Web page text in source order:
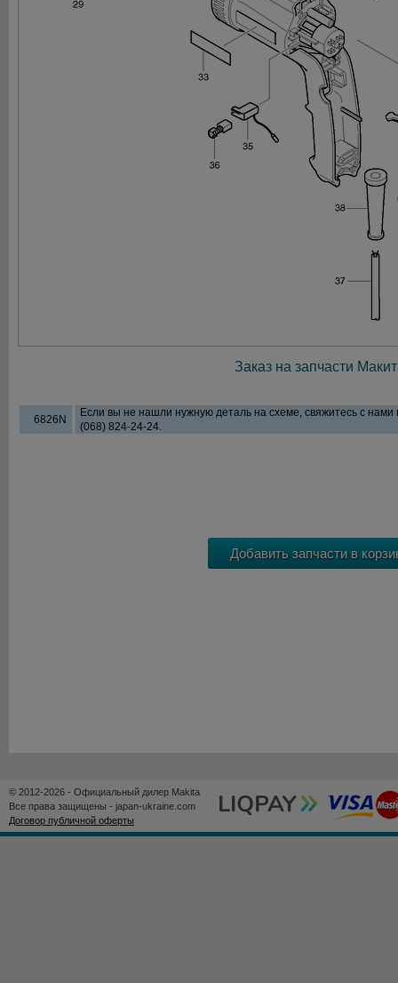
Заказ на запчасти
6826N
Если вы не нашли нужную деталь на схеме, свяжитесь с
(068) 824-24-24.
© 2012-2026 - Официальный дилер Makita
Все права защищены - japan-ukraine.com
Договор публичной оферты